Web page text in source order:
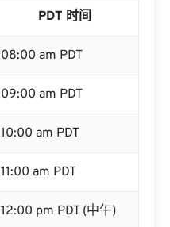
PDT 时间
08:00 am PDT
09:00 am PDT
10:00 am PDT
11:00 am PDT
12:00 pm PDT (中午)